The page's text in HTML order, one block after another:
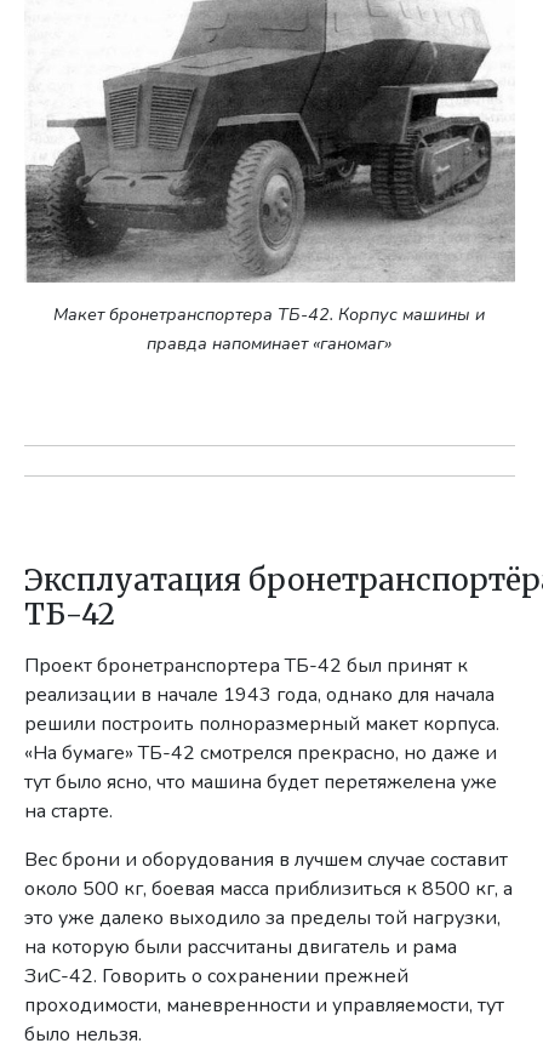
Макет бронетранспортера ТБ-42. Корпус машины и
правда напоминает «ганомаг»
Эксплуатация
ТБ-42
Проект бронетранспортера ТБ-42 был принят к
реализации в начале 1943 года, однако для начала
решили построить полноразмерный макет корпуса.
«На бумаге» ТБ-42 смотрелся прекрасно, но даже и
тут было ясно, что машина будет перетяжелена уже
на старте.
Вес брони и оборудования в лучшем случае составит
около 500 кг, боевая масса приблизиться к 8500 кг, а
это уже далеко выходило за пределы той нагрузки,
на которую были рассчитаны двигатель и рама
ЗиС-42. Говорить о сохранении прежней
проходимости, маневренности и управляемости, тут
было нельзя.